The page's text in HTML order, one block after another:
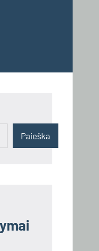
Paieška